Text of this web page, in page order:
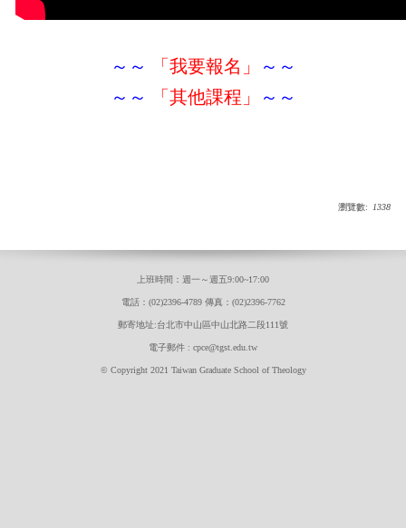
～～ 「我要報名」
～～
～～
「其他課程」 ～～
瀏覽數: 1338
上班時間：週一～週五9:00~17:00
電話：(02)2396-4789 傳真：(02)2396-7762
郵寄地址:台北市中山區中山北路二段111號
電子郵件 : cpce@tgst.edu.tw
© Copyright 2021 Taiwan Graduate School of Theology